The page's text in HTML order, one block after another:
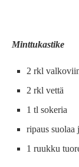
Minttukastike
2 rkl
2 rkl vettä
1 tl sokeria
ripaus suolaa
1 ruukku